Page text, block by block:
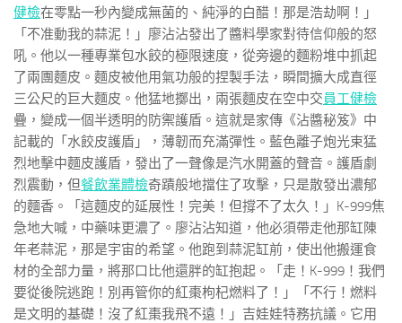
健檢在零點一秒內變成無菌的、純淨的白醋！那是浩劫啊！」
「不准動我的蒜泥！」廖沾沾發出了醬料學家對待信仰般的怒
吼。他以一種專業包水餃的極限速度，從旁邊的麵粉堆中抓起
了兩團麵皮。麵皮被他用氣功般的捏製手法，瞬間擴大成直徑
三公尺的巨大麵皮。他猛地擲出，兩張麵皮在空中交員工健檢
疊，變成一個半透明的防禦護盾。這就是家傳《沾醬秘笈》中
記載的「水餃皮護盾」，薄韌而充滿彈性。藍色離子炮光束猛
烈地擊中麵皮護盾，發出了一聲像是汽水開蓋的聲音。護盾劇
烈震動，但餐飲業體檢奇蹟般地擋住了攻擊，只是散發出濃郁
的麵香。「這麵皮的延展性！完美！但撐不了太久！」K-999焦
急地大喊，中藥味更濃了。廖沾沾知道，他必須帶走他那缸陳
年老蒜泥，那是宇宙的希望。他跑到蒜泥缸前，使出他搬運食
材的全部力量，將那口比他還胖的缸抱起。「走！K-999！我們
要從後院逃跑！別再管你的紅棗枸杞燃料了！」「不行！燃料
是文明的基礎！沒了紅棗我飛不遠！」吉娃娃特務抗議。它用